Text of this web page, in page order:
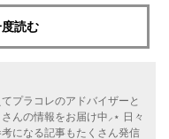
読む
プラコレのアドバイザーと
んの情報をお届け中⸝⋆ 日々
になる記事もたくさん発信